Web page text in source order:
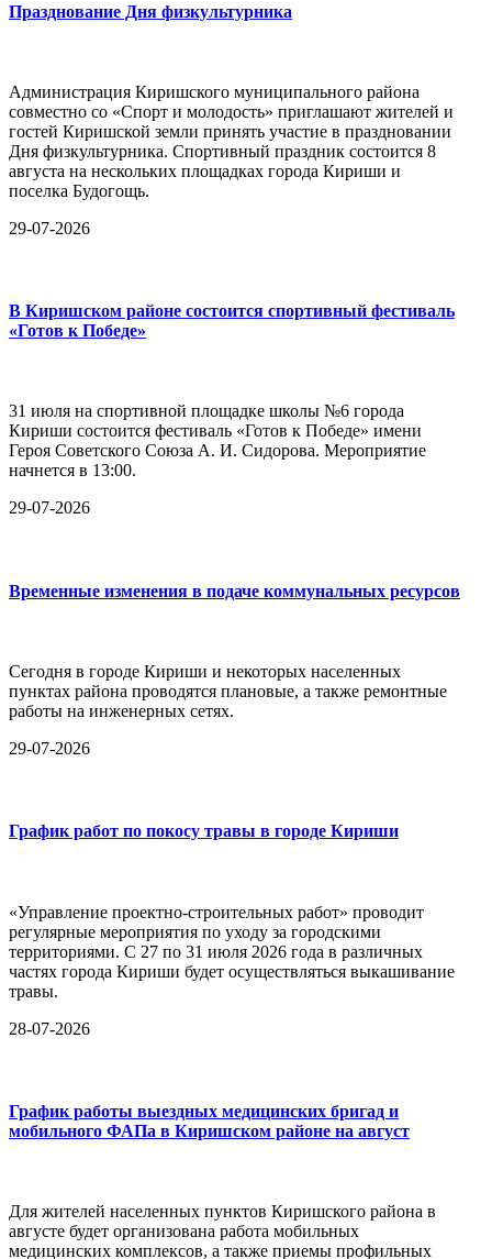
Празднование Дня физкультурника
Администрация Киришского муниципального района
совместно со «Спорт и молодость» приглашают жителей и
гостей Киришской земли принять участие в праздновании
Дня физкультурника. Спортивный праздник состоится 8
августа на нескольких площадках города Кириши и
поселка Будогощь.
29-07-2026
В Киришском районе состоится спортивный фестиваль
«Готов к Победе»
31 июля на спортивной площадке школы №6 города
Кириши состоится фестиваль «Готов к Победе» имени
Героя Советского Союза А. И. Сидорова. Мероприятие
начнется в 13:00.
29-07-2026
Временные изменения в подаче коммунальных ресурсов
Сегодня в городе Кириши и некоторых населенных
пунктах района проводятся плановые, а также ремонтные
работы на инженерных сетях.
29-07-2026
График работ по покосу травы в городе Кириши
«Управление проектно-строительных работ» проводит
регулярные мероприятия по уходу за городскими
территориями. С 27 по 31 июля 2026 года в различных
частях города Кириши будет осуществляться выкашивание
травы.
28-07-2026
График работы выездных медицинских бригад и
мобильного ФАПа в Киришском районе на август
Для жителей населенных пунктов Киришского района в
августе будет организована работа мобильных
медицинских комплексов, а также приемы профильных